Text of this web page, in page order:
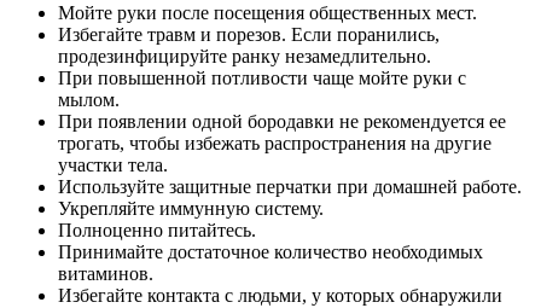
Мойте руки после посещения общественных мест.
Избегайте травм и порезов. Если поранились,
продезинфицируйте ранку незамедлительно.
При повышенной потливости чаще мойте руки с
мылом.
При появлении одной бородавки не рекомендуется ее
трогать, чтобы избежать распространения на другие
участки тела.
Используйте защитные перчатки при домашней работе.
Укрепляйте иммунную систему.
Полноценно питайтесь.
Принимайте достаточное количество необходимых
витаминов.
Избегайте контакта с людьми, у которых обнаружили